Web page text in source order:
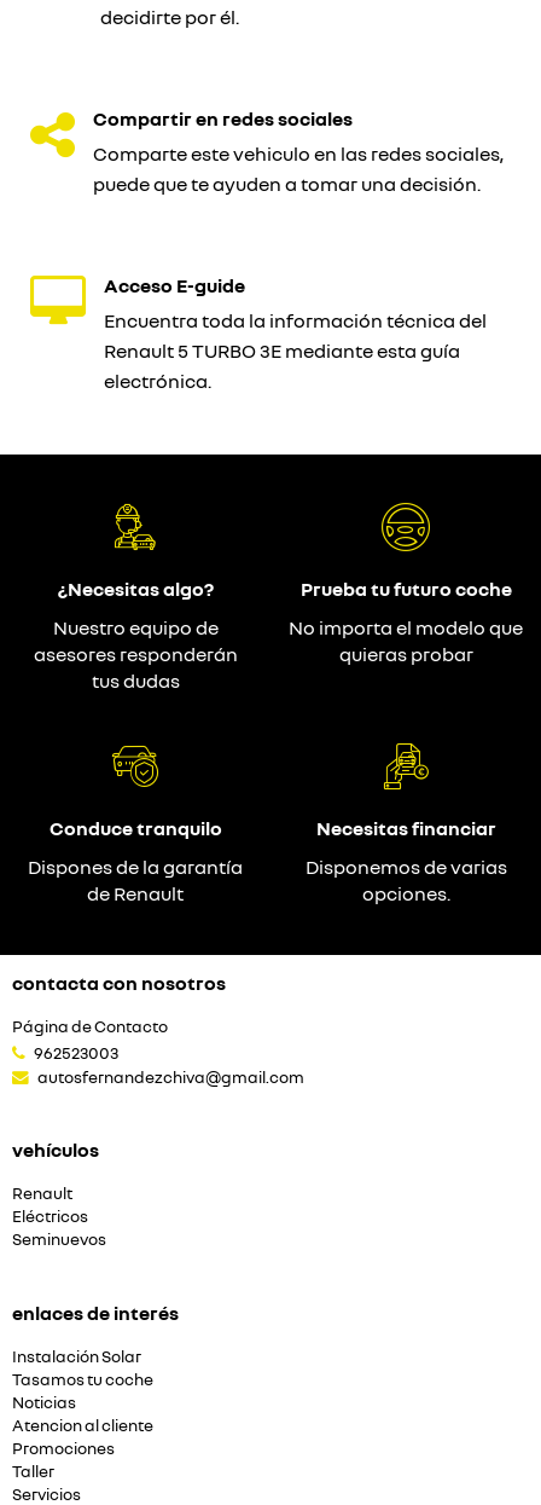
decidirte por él.
Compartir en redes sociales
Comparte este vehiculo en las redes sociales,
puede que te ayuden a tomar una decisión.
Acceso E-guide
Encuentra toda la información técnica del
Renault 5 TURBO 3E mediante esta guía
electrónica.
¿Necesitas algo?
Nuestro equipo de
asesores responderán
tus dudas
Prueba tu futuro coche
No importa el modelo que
quieras probar
Conduce tranquilo
Dispones de la garantía
de Renault
Necesitas financiar
Disponemos de varias
opciones.
contacta con nosotros
Página de Contacto
962523003
autosfernandezchiva@gmail.com
vehículos
Renault
Eléctricos
Seminuevos
enlaces de interés
Instalación Solar
Tasamos tu coche
Noticias
Atencion al cliente
Promociones
Taller
Servicios